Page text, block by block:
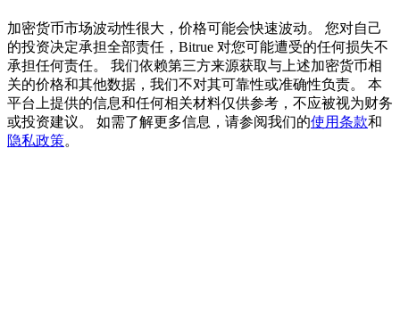
充值CASHCAT & 赢取
瓜分 500000 CASHCAT 獎池
BitMart 用戶遷移專享
加密货币市场波动性很大，价格可能会快速波动。 您对自己
的投资决定承担全部责任，Bitrue 对您可能遭受的任何损失不
承担任何责任。 我们依赖第三方来源获取与上述加密货币相
关的价格和其他数据，我们不对其可靠性或准确性负责。 本
平台上提供的信息和任何相关材料仅供参考，不应被视为财务
或投资建议。 如需了解更多信息，请参阅我们的使用条款和
隐私政策。